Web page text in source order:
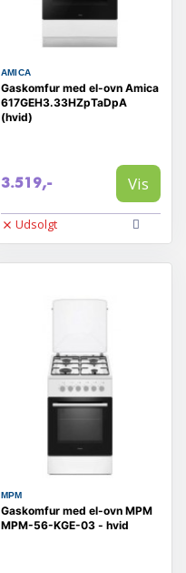
AMICA
Gaskomfur med el-ovn Amica
617GEH3.33HZpTaDpA
(hvid)
3.519,- Vis
Udsolgt
MPM
Gaskomfur med el-ovn MPM
MPM-56-KGE-03 - hvid